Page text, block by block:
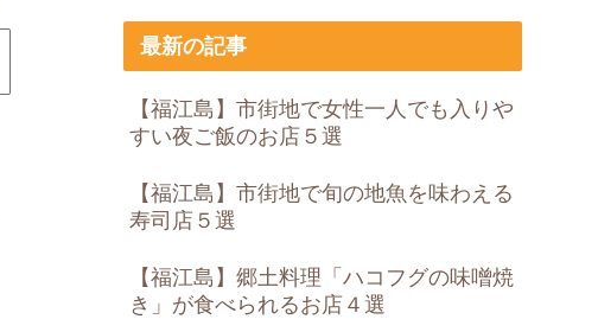
最新の記事
【福江島】市街地で女性一人でも入りや
すい夜ご飯のお店５選
【福江島】市街地で旬の地魚を味わえる
寿司店５選
【福江島】郷土料理「ハコフグの味噌焼
き」が食べられるお店４選